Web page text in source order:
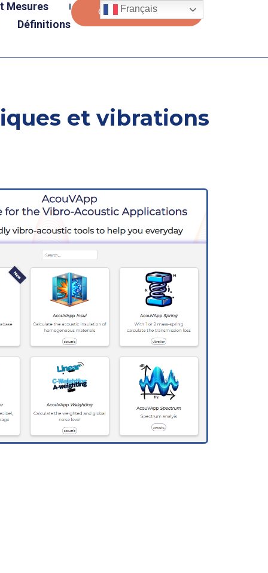
Mesures
Définitions
Contactez-Nous
et vibrations
Français